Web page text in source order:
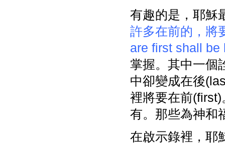
有趣的是，耶穌
許多在前的，將
are first shall be
掌握。其中一個
中卻變成在後
裡將要在前
有。那些為神和
在啟示錄裡，耶